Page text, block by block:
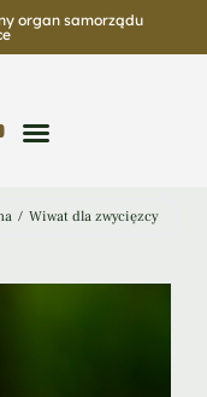
organ samorządu
/ Wiwat dla zwycięzcy